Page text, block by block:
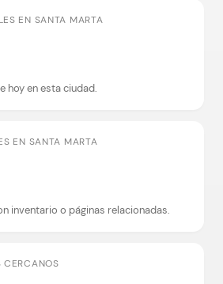
EN SANTA MARTA
hoy en esta ciudad.
EN SANTA MARTA
inventario o páginas relacionadas.
CERCANOS